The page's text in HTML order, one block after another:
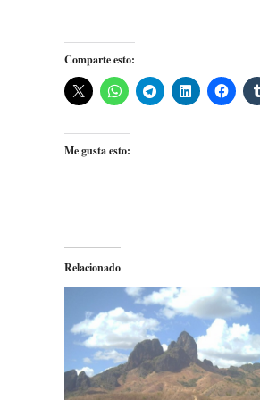
Comparte esto:
Me gusta esto:
Relacionado